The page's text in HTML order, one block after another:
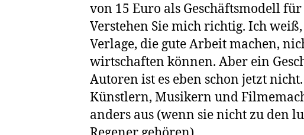
von 15 Euro als Geschäftsmodell
Verstehen Sie mich richtig. Ich
Verlage, die gute Arbeit machen,
wirtschaften können. Aber ein
Autoren ist es eben schon jetzt
Künstlern, Musikern und
anders aus (wenn sie nicht zu den